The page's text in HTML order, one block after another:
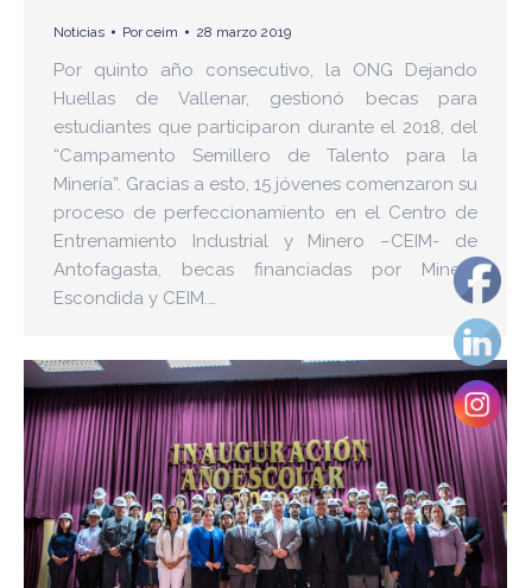
Noticias Porceim 28 marzo 2019
Por quinto año consecutivo, la ONG Dejando
Huellas de Vallenar, gestionó becas para
estudiantes que participaron durante el 2018, del
“Campamento Semillero de Talento para la
Minería”. Gracias a esto, 15 jóvenes comenzaron su
proceso de perfeccionamiento en el Centro de
Entrenamiento Industrial y Minero –CEIM- de
Antofagasta, becas financiadas por Minera
Escondida y CEIM.…